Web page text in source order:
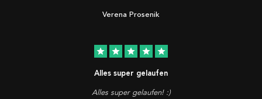
Verena Prosenik
star star star star star
Alles super gelaufen
Alles super gelaufen! :)